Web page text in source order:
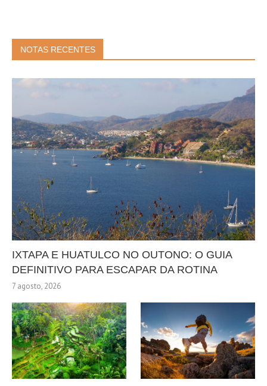
NOTAS RECENTES
IXTAPA E HUATULCO NO OUTONO: O GUIA
DEFINITIVO PARA ESCAPAR DA ROTINA
7 agosto, 2026